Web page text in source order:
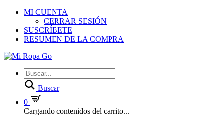
MI CUENTA
CERRAR SESIÓN
SUSCRÍBETE
RESUMEN DE LA COMPRA
Buscar
0
Cargando contenidos del carrito...